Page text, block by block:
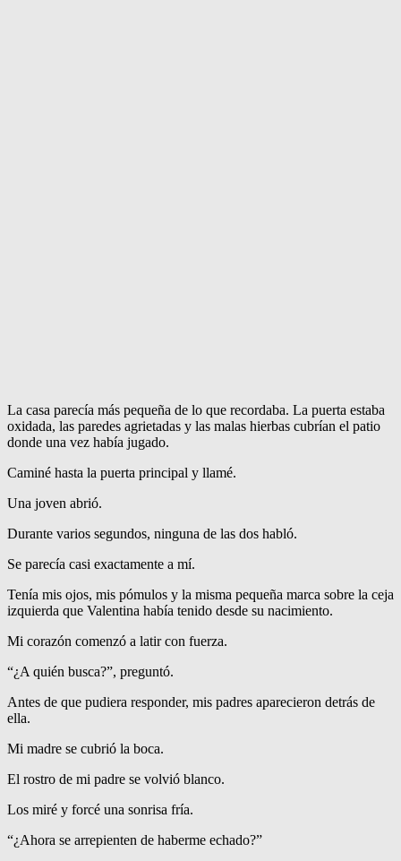
La casa parecía más pequeña de lo que recordaba. La puerta estaba
oxidada, las paredes agrietadas y las malas hierbas cubrían el patio
donde una vez había jugado.
Caminé hasta la puerta principal y llamé.
Una joven abrió.
Durante varios segundos, ninguna de las dos habló.
Se parecía casi exactamente a mí.
Tenía mis ojos, mis pómulos y la misma pequeña marca sobre la ceja
izquierda que Valentina había tenido desde su nacimiento.
Mi corazón comenzó a latir con fuerza.
“¿A quién busca?”, preguntó.
Antes de que pudiera responder, mis padres aparecieron detrás de
ella.
Mi madre se cubrió la boca.
El rostro de mi padre se volvió blanco.
Los miré y forcé una sonrisa fría.
“¿Ahora se arrepienten de haberme echado?”